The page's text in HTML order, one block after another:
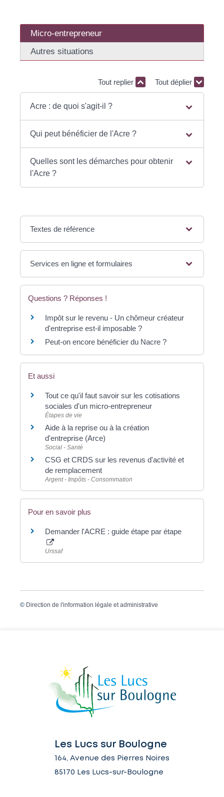
Micro-entrepreneur
Autres situations
Tout replier Tout déplier
Acre : de quoi s'agit-il ?
Qui peut bénéficier de l'Acre ?
Quelles sont les démarches pour obtenir
l'Acre ?
Textes de référence
Services en ligne et formulaires
Questions ? Réponses !
Impôt sur le revenu - Un chômeur créateur
d'entreprise est-il imposable ?
Peut-on encore bénéficier du Nacre ?
Et aussi
Tout ce qu'il faut savoir sur les cotisations
sociales d'un micro-entrepreneur
Étapes de vie
Aide à la reprise ou à la création
d'entreprise (Arce)
Social - Santé
CSG et CRDS sur les revenus d'activité et
de remplacement
Argent - Impôts - Consommation
Pour en savoir plus
Demander l'ACRE : guide étape par étape
Urssaf
© Direction de l'information légale et administrative
Les Lucs sur Boulogne
164, Avenue des Pierres Noires
85170 Les Lucs-sur-Boulogne